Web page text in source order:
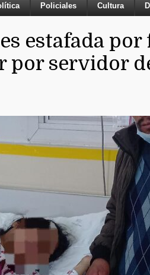
Policiales Cultura
estafada por
por servidor